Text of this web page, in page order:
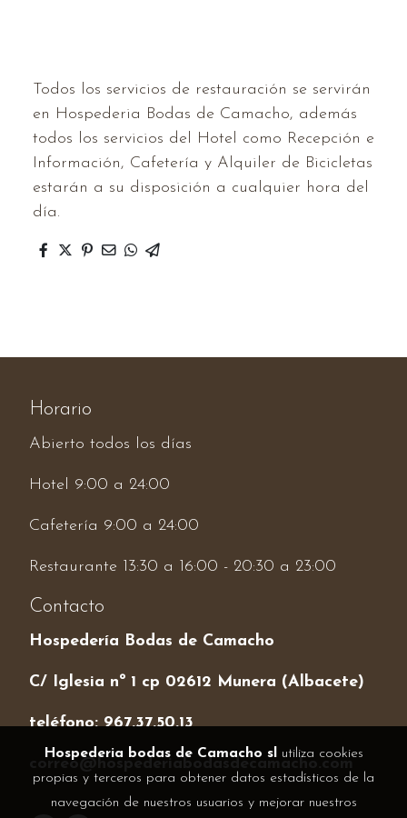
Todos los servicios de restauración se servirán
en Hospederia Bodas de Camacho, además
todos los servicios del Hotel como Recepción e
Información, Cafetería y Alquiler de Bicicletas
estarán a su disposición a cualquier hora del
día.
Horario
Abierto todos los días
Hotel 9:00 a 24:00
Cafetería 9:00 a 24:00
Restaurante 13:30 a 16:00 - 20:30 a 23:00
Contacto
Hospedería Bodas de Camacho
C/ Iglesia nº 1 cp 02612 Munera (Albacete)
teléfono: 967.37.50.13
correo@hospederiabodasdecamacho.com
Hospederia bodas de Camacho sl
utiliza cookies
propias y terceros para obtener datos estadísticos de la
navegación de nuestros usuarios y mejorar nuestros